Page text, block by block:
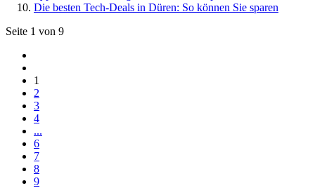
Die besten Tech-Deals in Düren: So können Sie sparen
Seite 1 von 9
1
2
3
4
...
6
7
8
9